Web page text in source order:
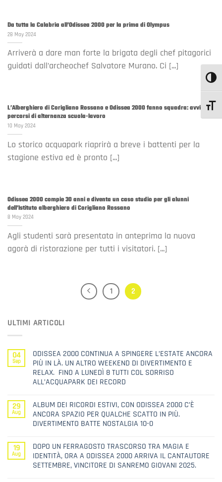
Da tutta la Calabria all’Odissea 2000 per la prima di Olympus
28 May 2024
Arriverà a dare man forte la brigata degli chef pitagorici
guidati dall’archeochef Salvatore Murano. Ci [...]
L’Alberghiero di Corigliano Rossano e Odissea 2000 fanno squadra: avviati
percorsi di alternanza scuola-lavoro
10 May 2024
Lo storico acquapark riaprirà a breve i battenti per la
stagione estiva ed è pronto [...]
Odissea 2000 compie 30 anni e diventa un caso studio per gli alunni
dell’Istituto alberghiero di Corigliano Rossano
8 May 2024
Agli studenti sarà presentata in anteprima la nuova
agorà di ristorazione per tutti i visitatori. [...]
1 2
ULTIMI ARTICOLI
04
Sep
ODISSEA 2000 CONTINUA A SPINGERE L’ESTATE ANCORA
PIÙ IN LÀ. UN ALTRO WEEKEND DI DIVERTIMENTO E
RELAX. FINO A LUNEDÌ 8 TUTTI COL SORRISO
ALL’ACQUAPARK DEI RECORD
29
Aug
ALBUM DEI RICORDI ESTIVI, CON ODISSEA 2000 C’È
ANCORA SPAZIO PER QUALCHE SCATTO IN PIÙ.
DIVERTIMENTO BATTE NOSTALGIA 10-0
19
Aug
DOPO UN FERRAGOSTO TRASCORSO TRA MAGIA E
IDENTITÀ, ORA A ODISSEA 2000 ARRIVA IL CANTAUTORE
SETTEMBRE, VINCITORE DI SANREMO GIOVANI 2025.